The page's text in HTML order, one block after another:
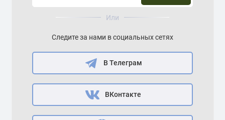
Или
Следите за нами в социальных сетях
В Телеграм
ВКонтакте